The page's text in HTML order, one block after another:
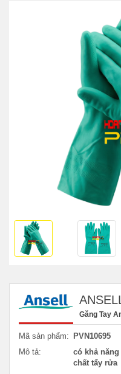
Găng Tay
Mã sản phẩm:
PVN10695
Mô tả:
có khả
chất tẩy rửa